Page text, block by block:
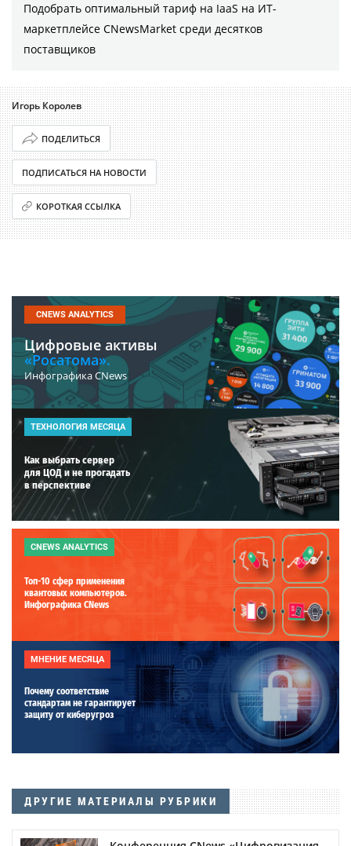
Подобрать оптимальный тариф на IaaS на ИТ-
маркетплейсе CNewsMarket среди десятков
поставщиков
Игорь Королев
ПОДЕЛИТЬСЯ
ПОДПИСАТЬСЯ НА НОВОСТИ
КОРОТКАЯ ССЫЛКА
CNEWS ANALYTICS
Цифровые активы
«Росатома».
Инфографика CNews
ТЕХНОЛОГИЯ МЕСЯЦА
Как выбрать сервер
для ЦОД и не прогадать
в перспективе
CNEWS ANALYTICS
Топ-10 сфер применения
квантовых компьютеров.
Инфографика CNews
МНЕНИЕ МЕСЯЦА
Почему соответствие
стандартам не гарантирует
защиту от киберугроз
ДРУГИЕ МАТЕРИАЛЫ РУБРИКИ